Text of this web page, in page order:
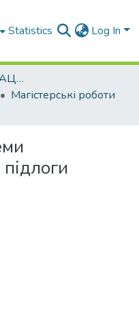
Statistics Log In
ВИПУСКНІ КВАЛІФІКАЦІЙНІ РОБОТИ
Магістерські роботи